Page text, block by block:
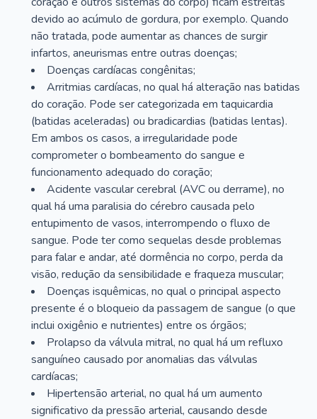
devido ao acúmulo de gordura, por exemplo. Quando
não tratada, pode aumentar as chances de surgir
infartos, aneurismas entre outras doenças;
Doenças cardíacas congênitas;
Arritmias cardíacas, no qual há alteração nas batidas
do coração. Pode ser categorizada em taquicardia
(batidas aceleradas) ou bradicardias (batidas lentas).
Em ambos os casos, a irregularidade pode
comprometer o bombeamento do sangue e
funcionamento adequado do coração;
Acidente vascular cerebral (AVC ou derrame), no
qual há uma paralisia do cérebro causada pelo
entupimento de vasos, interrompendo o fluxo de
sangue. Pode ter como sequelas desde problemas
para falar e andar, até dormência no corpo, perda da
visão, redução da sensibilidade e fraqueza muscular;
Doenças isquêmicas, no qual o principal aspecto
presente é o bloqueio da passagem de sangue (o que
inclui oxigênio e nutrientes) entre os órgãos;
Prolapso da válvula mitral, no qual há um refluxo
sanguíneo causado por anomalias das válvulas
cardíacas;
Hipertensão arterial, no qual há um aumento
significativo da pressão arterial, causando desde